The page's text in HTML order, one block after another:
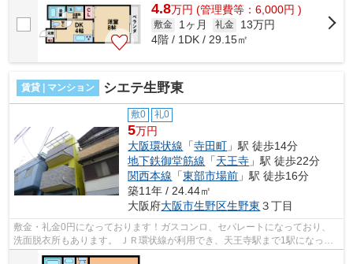
4.8万円 (管理費等：6,000円 )
敷金 1ヶ月 礼金
13万円
4階 / 1DK / 29.15㎡
賃貸 | マンション シエテ生野東
敷0 礼0
5万円
大阪環状線 「寺田町 」駅 徒歩14分
地下鉄御堂筋線 「天王寺 」駅 徒歩22分
関西本線 「東部市場前 」駅 徒歩16分
築11年 / 24.44㎡
大阪府大阪市生野区生野東 ３丁目
敷金・礼金0円になっております！ガスコンロ、セパレートになっており、
洗面脱衣所もあります。 ＪＲ環状線が利用でき、天王寺駅まで1駅になって
おります！自転車で天王寺までいけま...